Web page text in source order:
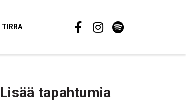
TIRRA
Lisää tapahtumia